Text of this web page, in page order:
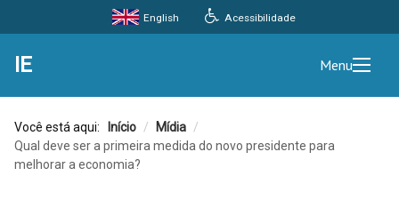
Acessibilidade
English
IE Menu
Você está aqui: Início / Mídia /
Qual deve ser a primeira medida do novo presidente para
melhorar a economia?